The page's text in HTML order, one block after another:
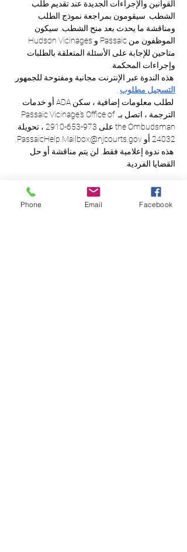
القوانين والإجراءات الجديدة عند تقديم طلب
الشطب. سيقومون بمراجعة نموذج الطلب
ومناقشة ما يحدث بعد منح الشطب. سيكون
متاحين للإجابة على الأسئلة المتعلقة بالطلبات
وإجراءات المحكمة.
التسجيل مطلوب
لطلب معلومات إضافية ، سكن ADA أو خدمات
الترجمة ، اتصل بـ Passaic Vicinage's Office of
the Ombudsman على 973-653-2910 ، تحويلة.
24032 أو PassaicHelp.Mailbox@njcourts.gov.
هذه ندوة إعلامية فقط. لن يتم مناقشة أو حل
القضايا الفردية.
Phone Email Facebook